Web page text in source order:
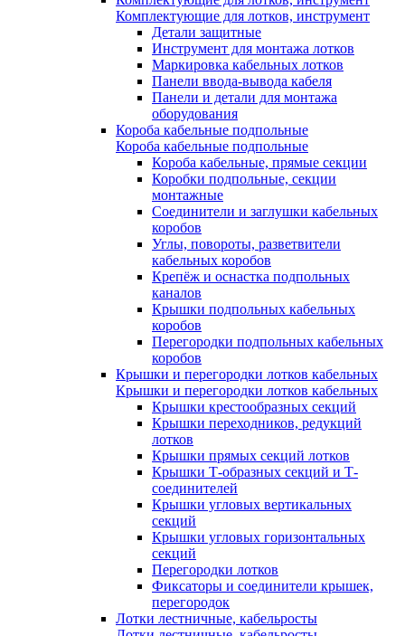
Комплектующие для лотков, инструмент
Детали защитные
Инструмент для монтажа лотков
Маркировка кабельных лотков
Панели ввода-вывода кабеля
Панели и детали для монтажа
оборудования
Короба кабельные подпольные
Короба кабельные подпольные
Короба кабельные, прямые секции
Коробки подпольные, секции
монтажные
Соединители и заглушки кабельных
коробов
Углы, повороты, разветвители
кабельных коробов
Крепёж и оснастка подпольных
каналов
Крышки подпольных кабельных
коробов
Перегородки подпольных кабельных
коробов
Крышки и перегородки лотков кабельных
Крышки и перегородки лотков кабельных
Крышки крестообразных секций
Крышки переходников, редукций
лотков
Крышки прямых секций лотков
Крышки Т-образных секций и Т-
соединителей
Крышки угловых вертикальных
секций
Крышки угловых горизонтальных
секций
Перегородки лотков
Фиксаторы и соединители крышек,
перегородок
Лотки лестничные, кабельросты